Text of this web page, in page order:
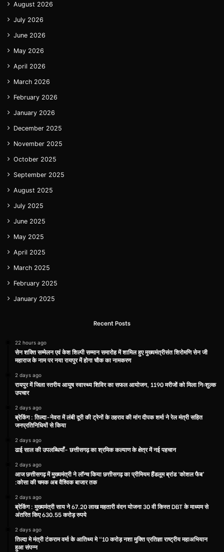
August 2026
July 2026
June 2026
May 2026
April 2026
March 2026
February 2026
January 2026
December 2025
November 2025
October 2025
September 2025
August 2025
July 2025
June 2025
May 2025
April 2025
March 2025
February 2025
January 2025
Recent Posts
22 hours ago
सेन शक्ति सम्मेलन एवं केश शिल्पी सम्मान समारोह में शामिल हुए मुख्यमंत्रीसंत शिरोमणि सेन जी
महाराज के नाम पर नया रायपुर में होगा चौक का नामकरण
2 days ago
रायपुर में जिला स्तरीय आयुष स्वास्थ्य शिविर का सफल आयोजन, 1190 मरीजों को मिला निःशुल्क
उपचार
2 days ago
ब्रेकिंग : तिल्दा-नेवरा में लंबी दूरी की ट्रेनों के ठहराव की मांग दीपक शर्मा ने रेल मंत्री सहित
जनप्रतिनिधियों से किया
2 days ago
ढाई साल की उपलब्धियाँ- छत्तीसगढ़ का श्रमिक कल्याण के क्षेत्र में नई पहचान
2 days ago
आज छत्तीसगढ़ में मुख्यमंत्री ने लॉन्च किया छत्तीसगढ़ का प्रीमियम हैंडलूम ब्रांड ‘कोशल फैब’
:कोसा की चमक अब वैश्विक बाजार तक
2 days ago
ब्रेकिंग : मुख्यमंत्री साय ने 67.20 लाख महतारी वंदन योजना 30 वी किस्त DBT के माध्यम से
अंतरित किए 630.55 करोड़ रुपये
2 days ago
तिल्दा मे मंत्री टंकराम वर्मा के आतिथ्य मे “10 करोड़ नशा मुक्ति प्रतिज्ञा राष्ट्रीय महाअभियान
हुआ संपन्न